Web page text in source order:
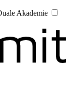
Akademie